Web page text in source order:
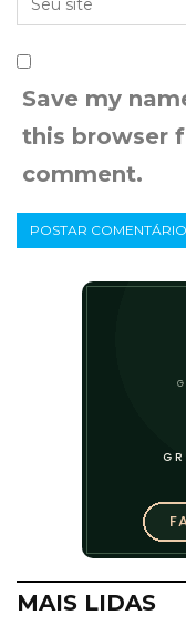
Save my
this browser
comment.
MAIS LIDAS